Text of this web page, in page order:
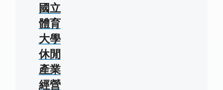
國立
體育
大學
休閒
產業
經營